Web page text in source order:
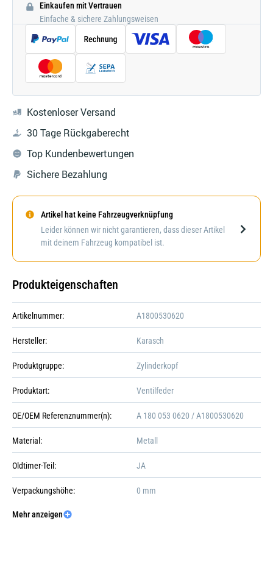
Einkaufen mit Vertrauen
Einfache & sichere Zahlungsweisen
Kostenloser Versand
30 Tage Rückgaberecht
Top Kundenbewertungen
Sichere Bezahlung
Darstellung kann abweichen
Artikel hat keine Fahrzeugverknüpfung
Leider können wir nicht garantieren, dass dieser Artikel
mit deinem Fahrzeug kompatibel ist.
Produkteigenschaften
Artikelnummer: A1800530620
Hersteller: Karasch
Produktgruppe: Zylinderkopf
Produktart: Ventilfeder
OE/OEM Referenznummer(n): A 180 053 0620 / A1800530620
Material: Metall
Oldtimer-Teil: JA
Verpackungshöhe: 0 mm
Verpackungslänge:
Mehr anzeigen